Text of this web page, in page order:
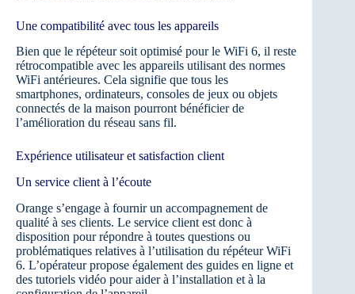
Une compatibilité avec tous les appareils
Bien que le répéteur soit optimisé pour le WiFi 6, il reste
rétrocompatible avec les appareils utilisant des normes
WiFi antérieures. Cela signifie que tous les
smartphones, ordinateurs, consoles de jeux ou objets
connectés de la maison pourront bénéficier de
l’amélioration du réseau sans fil.
Expérience utilisateur et satisfaction client
Un service client à l’écoute
Orange s’engage à fournir un accompagnement de
qualité à ses clients. Le service client est donc à
disposition pour répondre à toutes questions ou
problématiques relatives à l’utilisation du répéteur WiFi
6. L’opérateur propose également des guides en ligne et
des tutoriels vidéo pour aider à l’installation et à la